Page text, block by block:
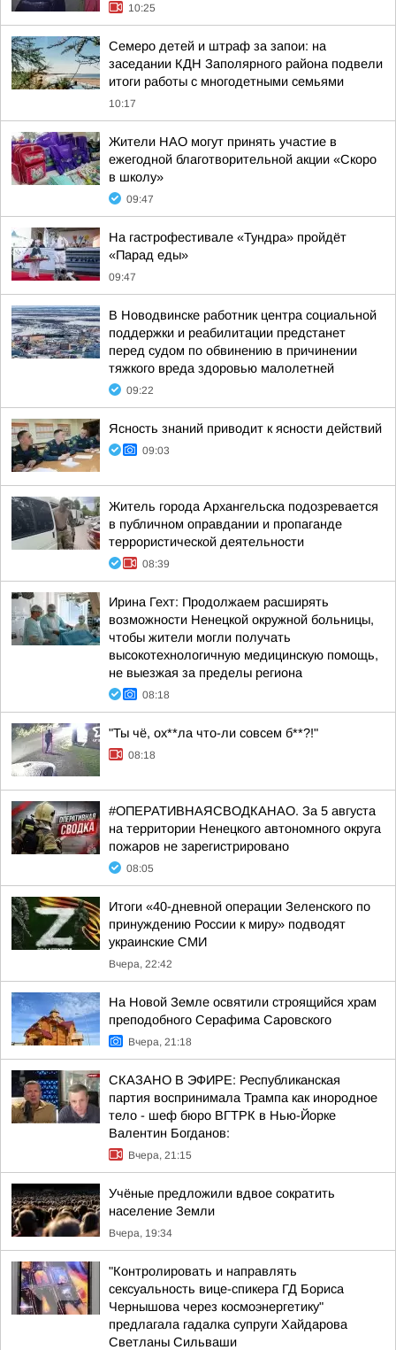
10:25
Семеро детей и штраф за запои: на
заседании КДН Заполярного района подвели
итоги работы с многодетными семьями
10:17
Жители НАО могут принять участие в
ежегодной благотворительной акции «Скоро
в школу»
09:47
На гастрофестивале «Тундра» пройдёт
«Парад еды»
09:47
В Новодвинске работник центра социальной
поддержки и реабилитации предстанет
перед судом по обвинению в причинении
тяжкого вреда здоровью малолетней
09:22
Ясность знаний приводит к ясности действий
09:03
Житель города Архангельска подозревается
в публичном оправдании и пропаганде
террористической деятельности
08:39
Ирина Гехт: Продолжаем расширять
возможности Ненецкой окружной больницы,
чтобы жители могли получать
высокотехнологичную медицинскую помощь,
не выезжая за пределы региона
08:18
"Ты чё, ох**ла что-ли совсем б**?!"
08:18
#ОПЕРАТИВНАЯСВОДКАНАО. За 5 августа
на территории Ненецкого автономного округа
пожаров не зарегистрировано
08:05
Итоги «40-дневной операции Зеленского по
принуждению России к миру» подводят
украинские СМИ
Вчера, 22:42
На Новой Земле освятили строящийся храм
преподобного Серафима Саровского
Вчера, 21:18
СКАЗАНО В ЭФИРЕ: Республиканская
партия воспринимала Трампа как инородное
тело - шеф бюро ВГТРК в Нью-Йорке
Валентин Богданов:
Вчера, 21:15
Учёные предложили вдвое сократить
население Земли
Вчера, 19:34
"Контролировать и направлять
сексуальность вице-спикера ГД Бориса
Чернышова через космоэнергетику"
предлагала гадалка супруги Хайдарова
Светланы Сильваши